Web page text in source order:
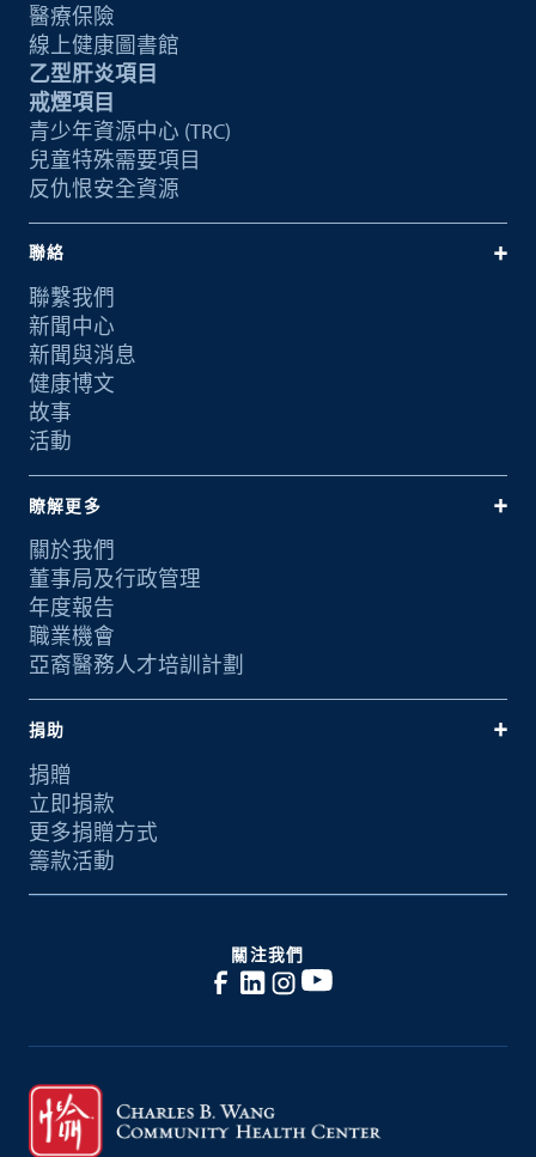
醫療保險
線上健康圖書館
乙型肝炎項目
戒煙項目
青少年資源中心 (TRC)
兒童特殊需要項目
反仇恨安全資源
聯絡
聯繫我們
新聞中心
新聞與消息
健康博文
故事
活動
瞭解更多
關於我們
董事局及行政管理
年度報告
職業機會
亞裔醫務人才培訓計劃
捐助
捐贈
立即捐款
更多捐贈方式
籌款活動
關注我們